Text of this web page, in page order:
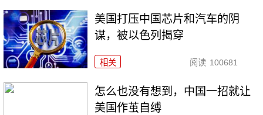
美国打压中国芯片和汽车的阴
谋，被以色列揭穿
相关 阅读 100681
怎么也没有想到，中国一招就让
美国作茧自缚